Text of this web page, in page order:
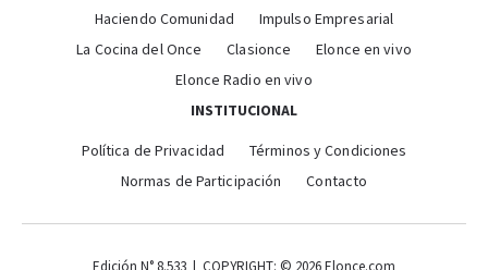
Haciendo Comunidad
Impulso Empresarial
La Cocina del Once
Clasionce
Elonce en vivo
Elonce Radio en vivo
INSTITUCIONAL
Política de Privacidad
Términos y Condiciones
Normas de Participación
Contacto